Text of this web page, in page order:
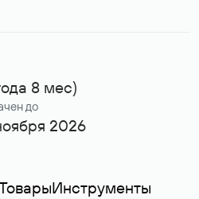
8 мес)
до
2026
Инструменты